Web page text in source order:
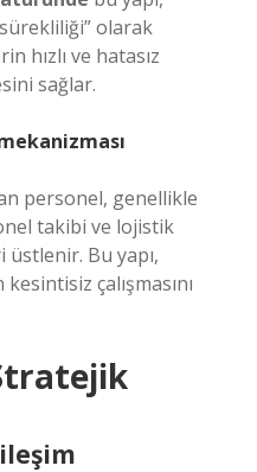
olarak
hızlı ve hatasız
sağlar.
personel, genellikle
takibi ve lojistik
Bu yapı,
çalışmasını